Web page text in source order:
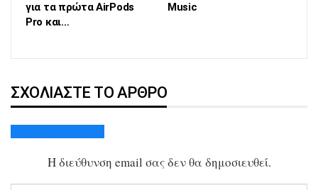
για τα πρώτα AirPods
Pro και…
Music
ΣΧΟΛΙΆΣΤΕ ΤΟ ΆΡΘΡΟ
Η διεύθυνση email σας δεν θα δημοσιευθεί.